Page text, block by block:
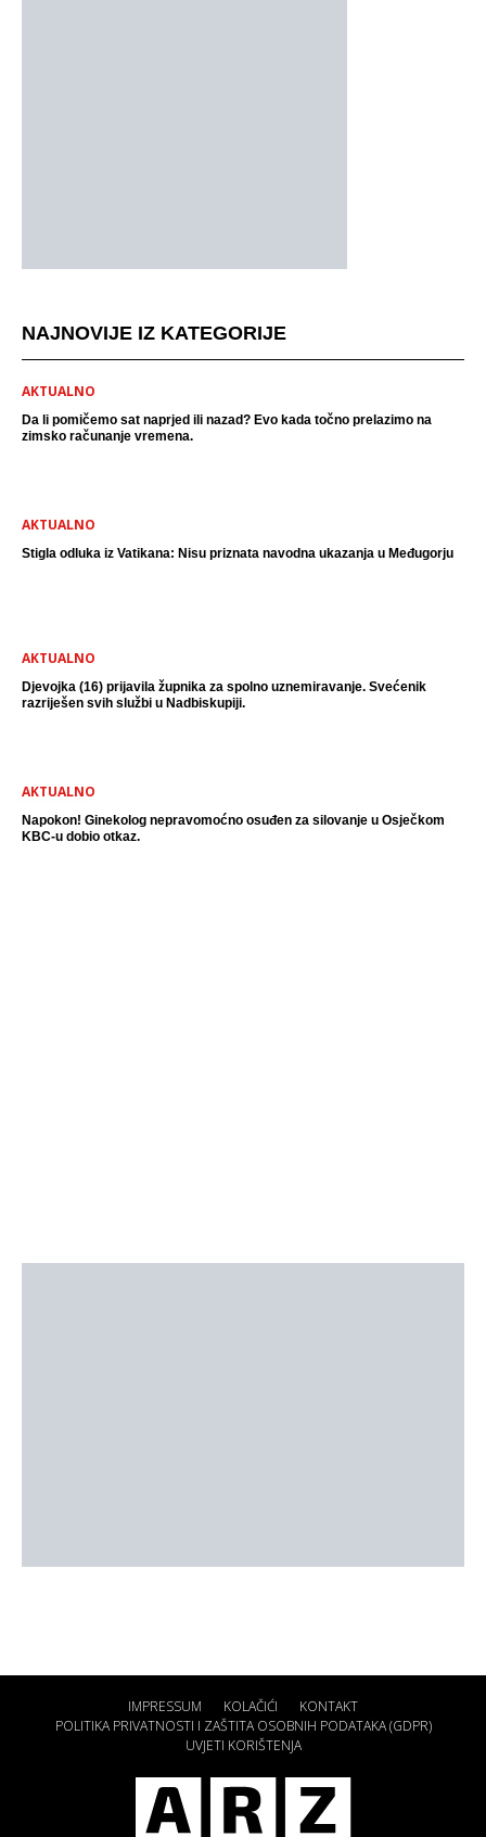
NAJNOVIJE IZ KATEGORIJE
AKTUALNO
Da li pomičemo sat naprjed ili nazad? Evo kada točno prelazimo na
zimsko računanje vremena.
AKTUALNO
Stigla odluka iz Vatikana: Nisu priznata navodna ukazanja u Međugorju
AKTUALNO
Djevojka (16) prijavila župnika za spolno uznemiravanje. Svećenik
razriješen svih službi u Nadbiskupiji.
AKTUALNO
Napokon! Ginekolog nepravomoćno osuđen za silovanje u Osječkom
KBC-u dobio otkaz.
IMPRESSUM KOLAČIĆI
KONTAKT
POLITIKA PRIVATNOSTI I ZAŠTITA OSOBNIH PODATAKA (GDPR)
UVJETI KORIŠTENJA